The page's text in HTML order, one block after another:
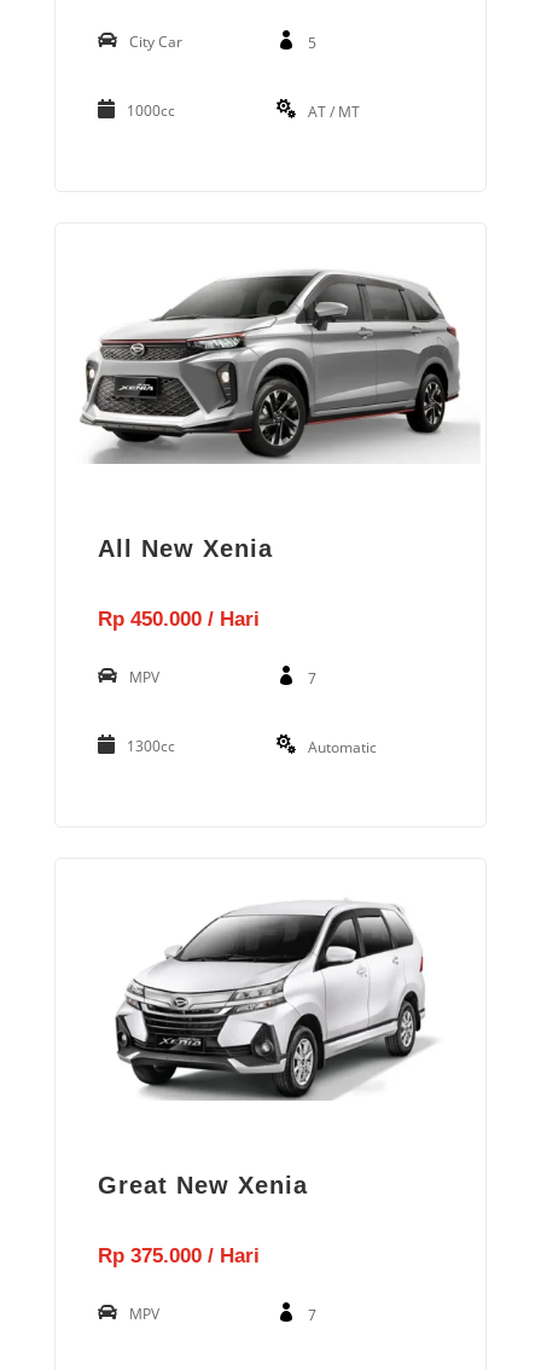
City Car 5
1000cc AT / MT
All New Xenia
Rp 450.000 / Hari
MPV 7
1300cc Automatic
Great New Xenia
Rp 375.000 / Hari
MPV 7